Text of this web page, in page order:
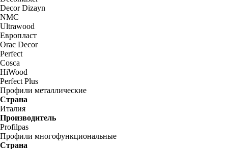
Decor Dizayn
NMC
Ultrawood
Европласт
Orac Decor
Perfect
Cosca
HiWood
Perfect Plus
Профили металлические
Страна
Италия
Производитель
Profilpas
Профили многофункциональные
Страна